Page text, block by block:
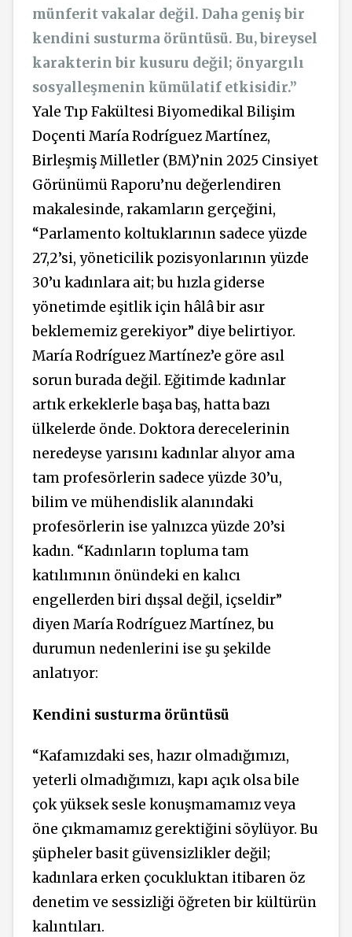
münferit vakalar değil. Daha geniş bir
kendini susturma örüntüsü. Bu, bireysel
karakterin bir kusuru değil; önyargılı
sosyalleşmenin kümülatif etkisidir.”
Yale Tıp Fakültesi Biyomedikal Bilişim
Doçenti María Rodríguez Martínez,
Birleşmiş Milletler (BM)’nin 2025 Cinsiyet
Görünümü Raporu’nu değerlendiren
makalesinde, rakamların gerçeğini,
“Parlamento koltuklarının sadece yüzde
27,2’si, yöneticilik pozisyonlarının yüzde
30’u kadınlara ait; bu hızla giderse
yönetimde eşitlik için hâlâ bir asır
beklememiz gerekiyor” diye belirtiyor.
María Rodríguez Martínez’e göre asıl
sorun burada değil. Eğitimde kadınlar
artık erkeklerle başa baş, hatta bazı
ülkelerde önde. Doktora derecelerinin
neredeyse yarısını kadınlar alıyor ama
tam profesörlerin sadece yüzde 30’u,
bilim ve mühendislik alanındaki
profesörlerin ise yalnızca yüzde 20’si
kadın. “Kadınların topluma tam
katılımının önündeki en kalıcı
engellerden biri dışsal değil, içseldir”
diyenMaría Rodríguez Martínez, bu
durumun nedenlerini ise şu şekilde
anlatıyor:
Kendini susturma örüntüsü
“Kafamızdaki ses, hazır olmadığımızı,
yeterli olmadığımızı, kapı açık olsa bile
çok yüksek sesle konuşmamamız veya
öne çıkmamamız gerektiğini söylüyor. Bu
şüpheler basit güvensizlikler değil;
kadınlara erken çocukluktan itibaren öz
denetim ve sessizliği öğreten bir kültürün
kalıntıları.